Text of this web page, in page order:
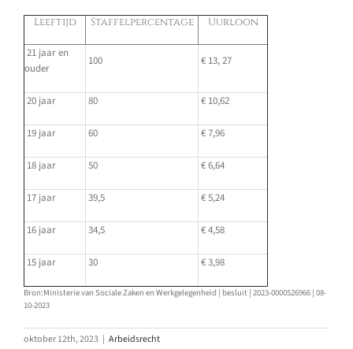
Leeftijd Staffelpercentage Uurloon
21 jaar en
ouder
100 € 13, 27
20 jaar 80 € 10,62
19 jaar 60 € 7,96
18 jaar 50 € 6,64
17 jaar 39,5 € 5,24
16 jaar 34,5 € 4,58
15 jaar 30 € 3,98
Bron:Ministerie van Sociale Zaken en Werkgelegenheid | besluit | 2023-0000526966 | 08-
10-2023
oktober 12th, 2023 | Arbeidsrecht